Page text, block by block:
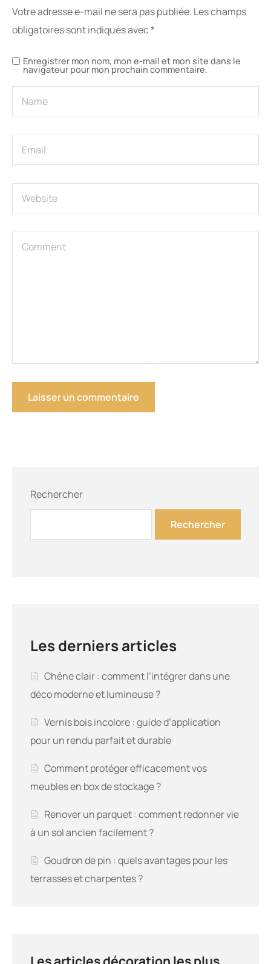
Votre adresse e-mail ne sera pas publiée. Les champs
obligatoires sont indiqués avec*
Enregistrer mon nom, mon e-mail et mon site dans le
navigateur pour mon prochain commentaire.
Rechercher
Rechercher
Les derniers articles
Chêne clair : comment l’intégrer dans une
déco moderne et lumineuse ?
Vernis bois incolore : guide d’application
pour un rendu parfait et durable
Comment protéger efficacement vos
meubles en box de stockage ?
Renover un parquet : comment redonner vie
à un sol ancien facilement ?
Goudron de pin : quels avantages pour les
terrasses et charpentes ?